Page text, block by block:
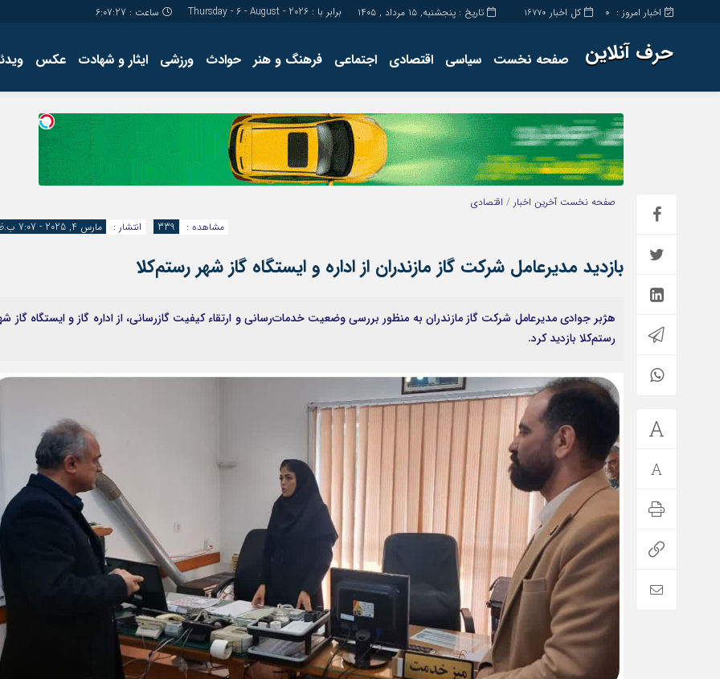
کل اخبار 16770 اخبار امروز : 0 تاریخ : پنجشنبه, ۱۵ مرداد , ۱۴۰۵ برابر با : Thursday - 6 - August - 2026 ساعت : 6:07:28
حرف آنلاین صفحه نخست سیاسی اقتصادی اجتماعی فرهنگ و هنر حوادث ورزشی ایثار و شهادت عکس
کارگاه
تولید
مجله ای
صفحه نخست آخرین اخبار / اقتصادی
انتشار :
مارس 4, 2025 - 7:07 ب.ظ مشاهده : 339
بازدید مدیرعامل شرکت گاز مازندران از اداره و ایستگاه گاز شهر رستم‌کلا
هژبر جوادی مدیرعامل شرکت گاز مازندران به منظور بررسی وضعیت خدمات‌رسانی و ارتقاء کیفیت گازرسانی، از اداره گاز و ایستگاه گاز
رستم‌کلا بازدید کرد.